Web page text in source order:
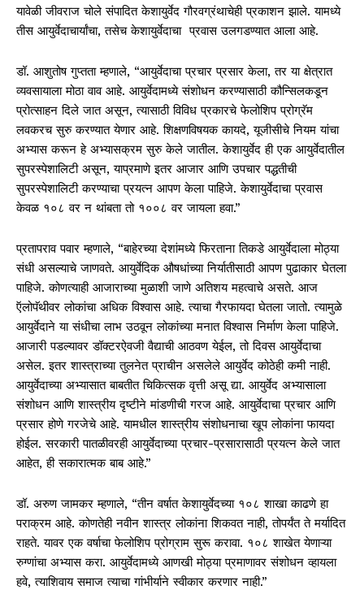
यावेळी जीवराज चोले संपादित केशायुर्वेद गौरवग्रंथाचेही प्रकाशन झाले. यामध्ये
तीस आयुर्वेदाचार्यांचा, तसेच केशायुर्वेदाचा प्रवास उलगडण्यात आला आहे.
डॉ. आशुतोष गुप्तता म्हणाले, “आयुर्वेदाचा प्रचार प्रसार केला, तर या क्षेत्रात
व्यवसायाला मोठा वाव आहे. आयुर्वेदामध्ये संशोधन करण्यासाठी कौन्सिलकडून
प्रोत्साहन दिले जात असून, त्यासाठी विविध प्रकारचे फेलोशिप प्रोग्रॅम
लवकरच सुरु करण्यात येणार आहे. शिक्षणविषयक कायदे, यूजीसीचे नियम यांचा
अभ्यास करून हे अभ्यासक्रम सुरु केले जातील. केशायुर्वेद ही एक आयुर्वेदातील
सुपरस्पेशालिटी असून, याप्रमाणे इतर आजार आणि उपचार पद्धतीची
सुपरस्पेशालिटी करण्याचा प्रयत्न आपण केला पाहिजे. केशायुर्वेदाचा प्रवास
केवळ १०८ वर न थांबता तो १००८ वर जायला हवा.”
प्रतापराव पवार म्हणाले, “बाहेरच्या देशांमध्ये फिरताना तिकडे आयुर्वेदाला मोठ्या
संधी असल्याचे जाणवते. आयुर्वेदिक औषधांच्या निर्यातीसाठी आपण पुढाकार घेतला
पाहिजे. कोणत्याही आजाराच्या मुळाशी जाणे अतिशय महत्वाचे असते. आज
ऍलोपॅथीवर लोकांचा अधिक विश्वास आहे. त्याचा गैरफायदा घेतला जातो. त्यामुळे
आयुर्वेदाने या संधीचा लाभ उठवून लोकांच्या मनात विश्वास निर्माण केला पाहिजे.
आजारी पडल्यावर डॉक्टरऐवजी वैद्याची आठवण येईल, तो दिवस आयुर्वेदाचा
असेल. इतर शास्त्राच्या तुलनेत प्राचीन असलेले आयुर्वेद कोठेही कमी नाही.
आयुर्वेदाच्या अभ्यासात बाबतीत चिकित्सक वृत्ती असू द्या. आयुर्वेद अभ्यासाला
संशोधन आणि शास्त्रीय दृष्टीने मांडणीची गरज आहे. आयुर्वेदाचा प्रचार आणि
प्रसार होणे गरजेचे आहे. यामधील शास्त्रीय संशोधनाचा खूप लोकांना फायदा
होईल. सरकारी पातळीवरही आयुर्वेदाच्या प्रचार-प्रसारासाठी प्रयत्न केले जात
आहेत, ही सकारात्मक बाब आहे.”
डॉ. अरुण जामकर म्हणाले, “तीन वर्षात केशायुर्वेदच्या १०८ शाखा काढणे हा
पराक्रम आहे. कोणतेही नवीन शास्त्र लोकांना शिकवत नाही, तोपर्यंत ते मर्यादित
राहते. यावर एक वर्षाचा फेलोशिप प्रोग्राम सुरू करावा. १०८ शाखेत येणाऱ्या
रुग्णांचा अभ्यास करा. आयुर्वेदामध्ये आणखी मोठ्या प्रमाणावर संशोधन व्हायला
हवे, त्याशिवाय समाज त्याचा गांभीर्याने स्वीकार करणार नाही.”